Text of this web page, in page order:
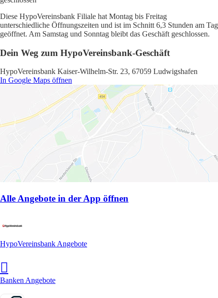
Diese HypoVereinsbank Filiale hat Montag bis Freitag
unterschiedliche Öffnungszeiten und ist im Schnitt 6,3 Stunden am Tag
geöffnet. Am Samstag und Sonntag bleibt das Geschäft geschlossen.
Dein Weg zum HypoVereinsbank-Geschäft
HypoVereinsbank Kaiser-Wilhelm-Str. 23, 67059 Ludwigshafen
In Google Maps öffnen
Alle Angebote in der App öffnen
HypoVereinsbank Angebote
Banken Angebote